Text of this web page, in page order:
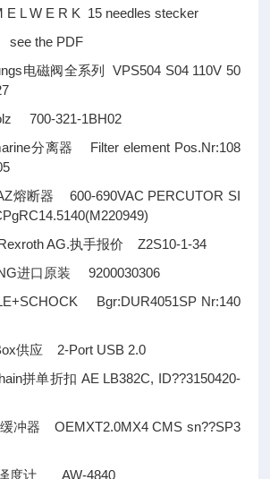
L W E R K 15 needles stecker
the PDF
电磁阀全系列 VPS504 S04 110V 50
700-321-1BH02
分离器 Filter element Pos.Nr:108
断器 600-690VAC PERCUTOR SI
AG.执手报价 Z2S10-1-34
进口原装 9200030306
Bgr:DUR4051SP Nr:140
供应 2-Port USB 2.0
拼单折扣 AE LB382C, ID??3150420-
冲器 OEMXT2.0MX4 CMS sn??SP3
度计 AW-4840